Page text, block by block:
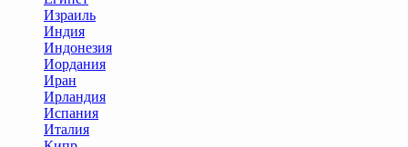
Израиль
Индия
Индонезия
Иордания
Иран
Ирландия
Испания
Италия